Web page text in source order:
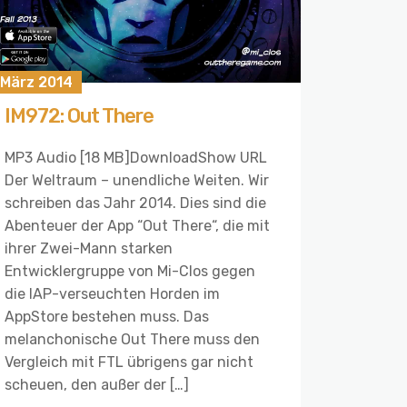
2014
IM972: Out There
MP3 Audio [18 MB]DownloadShow URL
Der Weltraum – unendliche Weiten. Wir
schreiben das Jahr 2014. Dies sind die
Abenteuer der App “Out There“, die mit
ihrer Zwei-Mann starken
Entwicklergruppe von Mi-Clos gegen
die IAP-verseuchten Horden im
AppStore bestehen muss. Das
melanchonische Out There muss den
Vergleich mit FTL übrigens gar nicht
scheuen, den außer der […]